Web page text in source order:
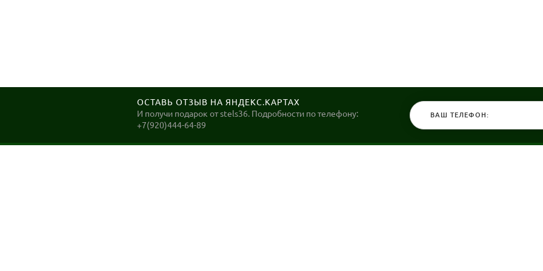
ОСТАВЬ ОТЗЫВ НА ЯНДЕКС.КАРТАХ
И получи подарок от stels36. Подробности по телефону:
+7(920)444-64-89